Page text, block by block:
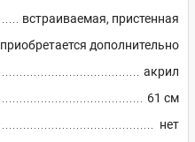
встраиваемая, пристенная
приобретается дополнительно
акрил
61 см
нет